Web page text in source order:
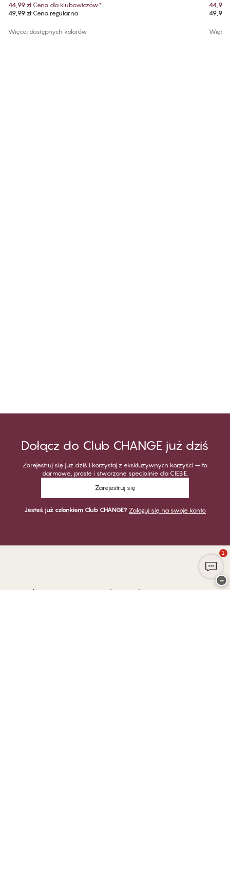
44,99 zł Cena dla klubowiczów*
49,99 złCena regularna
Więcej dostępnych kolorów
44,99
49,99
Dołącz do Club CHANGE już dziś
Zarejestruj się już dziś i korzystaj z ekskluzywnych korzyści – to
darmowe, proste i stworzone specjalnie dla CIEBIE.
Zarejestruj się
Jesteś już członkiem Club CHANGE? Zaloguj się na swoje konto
Dziękujemy za odwiedzenie
1
−